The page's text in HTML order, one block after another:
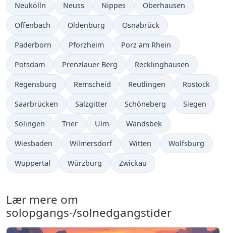
Neukölln Neuss Nippes Oberhausen
Offenbach Oldenburg Osnabrück
Paderborn Pforzheim Porz am Rhein
Potsdam Prenzlauer Berg Recklinghausen
Regensburg Remscheid Reutlingen Rostock
Saarbrücken Salzgitter Schöneberg Siegen
Solingen Trier Ulm Wandsbek
Wiesbaden Wilmersdorf Witten Wolfsburg
Wuppertal Würzburg Zwickau
Lær mere om
solopgangs-/solnedgangstider